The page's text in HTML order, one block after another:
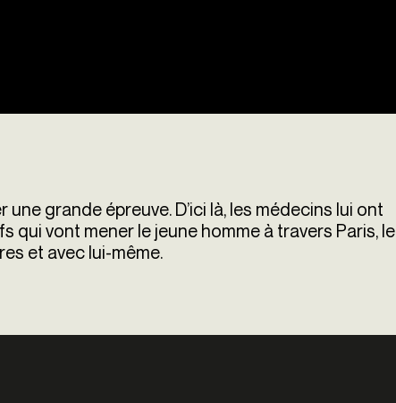
grande épreuve. D’ici là, les médecins lui ont
qui vont mener le jeune homme à travers Paris, le
et avec lui-même.